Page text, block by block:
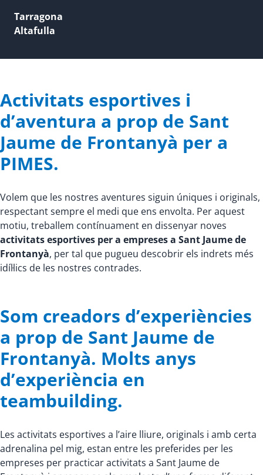
Tarragona
Altafulla
Activitats esportives i
d’aventura a prop de Sant
Jaume de Frontanyà per a
PIMES.
Volem que les nostres aventures siguin úniques i originals,
respectant sempre el medi que ens envolta. Per aquest
motiu, treballem contínuament en dissenyar noves
activitats esportives per a empreses a Sant Jaume de
Frontanyà, per tal que pugueu descobrir els indrets més
idíl·lics de les nostres contrades.
Som creadors d’experiències
a prop de Sant Jaume de
Frontanyà. Molts anys
d’experiència en
teambuilding.
Les activitats esportives a l’aire lliure, originals i amb certa
adrenalina pel mig, estan entre les preferides per les
empreses per practicar activitats a Sant Jaume de